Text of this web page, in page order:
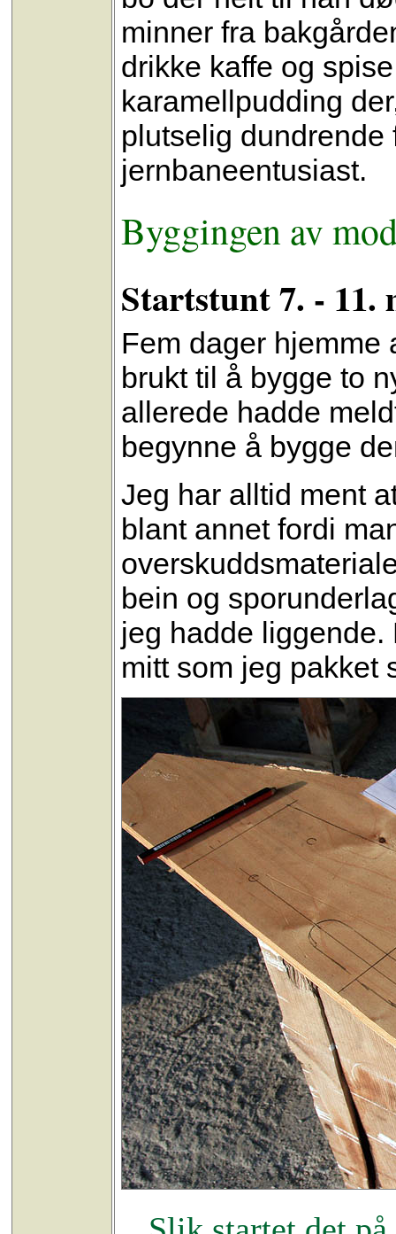
minner fra
drikke kaffe og
karamellpudding
plutselig
jernbaneentusiast.
Byggingen av
Startstunt 7. - 11.
Fem dager
brukt til å bygge to
allerede hadde
begynne å bygge
Jeg har alltid ment
blant annet fordi
bein og
jeg hadde
mitt som jeg pakket